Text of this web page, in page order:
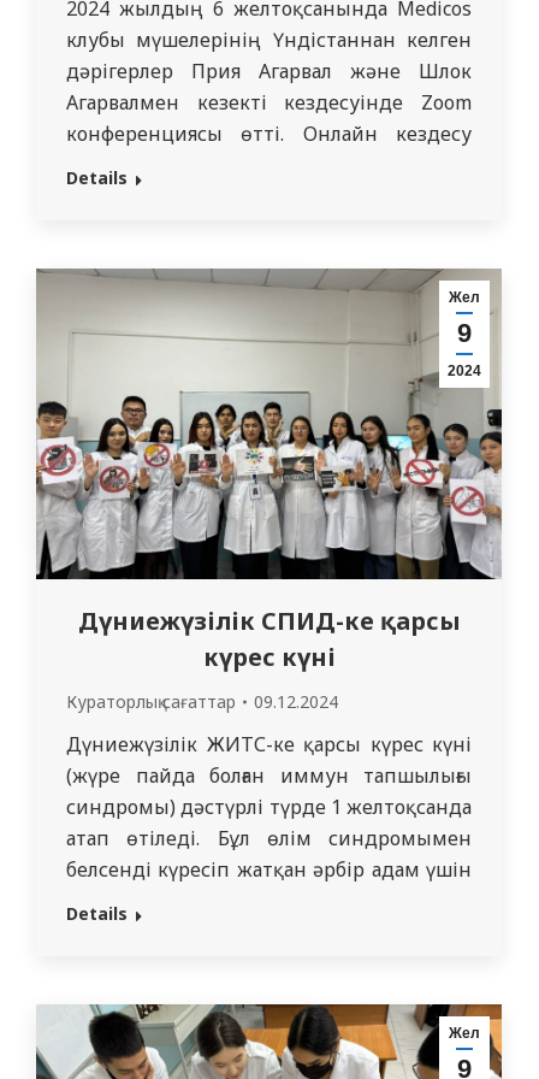
2024 жылдың 6 желтоқсанында Medicos
клубы мүшелерінің Үндістаннан келген
дәрігерлер Прия Агарвал және Шлок
Агарвалмен кезекті кездесуінде Zoom
конференциясы өтті. Онлайн кездесу
барысында олар медицина факультетінің
тәжірибелерінен қызықты жағдайларды
ұсынды. Олар ультрадыбыстық
диагностика және жүктілік кезіндегі
асқынуларды емдеу туралы білімдерін
ортаға салды. Кездесуді…
Details
Жел
9
2024
Дүниежүзілік СПИД-ке қарсы
күрес күні
Кураторлық сағаттар 09.12.2024
Дүниежүзілік ЖИТС-ке қарсы күрес күні
(жүре пайда болған иммун тапшылығы
синдромы) дәстүрлі түрде 1 желтоқсанда
атап өтіледі. Бұл өлім синдромымен
белсенді күресіп жатқан әрбір адам үшін
өте маңызды күн. Дүние жүзіндегі
өткізеді. Бұл жұмыс болашақ
ұрпағымыздың саналы болуын және өмір
Details
Жел
9